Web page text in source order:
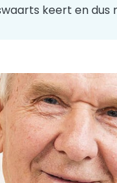
keert en dus